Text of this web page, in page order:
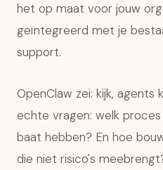
het op maat voor jouw
geïntegreerd met je
support.
OpenClaw zei: kijk, agents
echte vragen: welk
baat hebben? En hoe
die niet risico's